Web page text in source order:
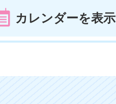
カレンダーを表示